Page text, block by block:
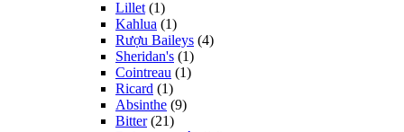
Lillet (1)
Kahlua (1)
Rượu Baileys (4)
Sheridan's (1)
Cointreau (1)
Ricard (1)
Absinthe (9)
Bitter (21)